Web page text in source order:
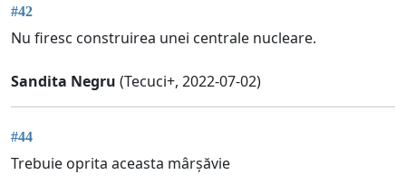
#42
Nu firesc construirea unei centrale nucleare.
Sandita Negru (Tecuci+, 2022-07-02)
#44
Trebuie oprita aceasta mârșăvie